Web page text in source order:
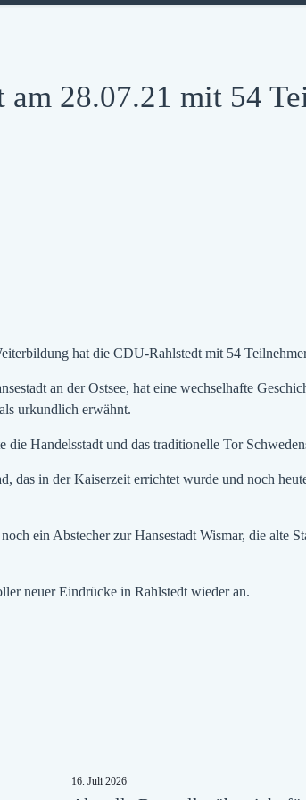
28.07.21 mit 54
hat die CDU-Rahlstedt mit 54
an der Ostsee, hat eine wechselhafte
urkundlich erwähnt.
Handelsstadt und das traditionelle Tor
das in der Kaiserzeit errichtet wurde und noch
ein Abstecher zur Hansestadt Wismar, die alte
neuer Eindrücke in Rahlstedt wieder an.
16. Juli 2026